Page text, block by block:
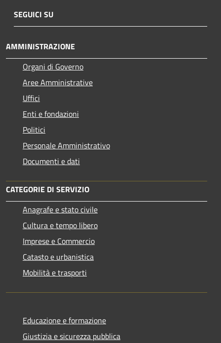
SEGUICI SU
AMMINISTRAZIONE
Organi di Governo
Aree Amministrative
Uffici
Enti e fondazioni
Politici
Personale Amministrativo
Documenti e dati
CATEGORIE DI SERVIZIO
Anagrafe e stato civile
Cultura e tempo libero
Imprese e Commercio
Catasto e urbanistica
Mobilità e trasporti
Educazione e formazione
Giustizia e sicurezza pubblica